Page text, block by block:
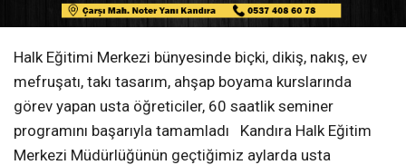
Halk Eğitimi Merkezi bünyesinde biçki, dikiş, nakış, ev
mefruşatı, takı tasarım, ahşap boyama kurslarında
görev yapan usta öğreticiler, 60 saatlik seminer
programını başarıyla tamamladı Kandıra Halk Eğitim
Merkezi Müdürlüğünün geçtiğimiz aylarda usta